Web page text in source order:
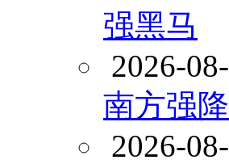
强黑马
2026-
南方强
2026-